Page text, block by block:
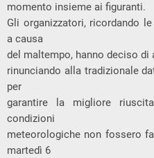
momento insieme ai figuranti.
Gli organizzatori, ricordando
a causa
del maltempo, hanno deciso di
rinunciando alla tradizionale
per
garantire la migliore
condizioni
meteorologiche non fossero
martedì 6